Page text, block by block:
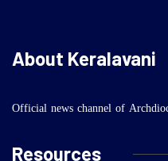
About Keralavani
Official news channel of
Resources